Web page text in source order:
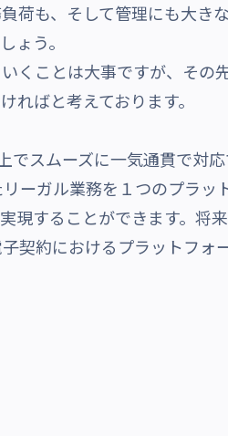
荷も、そして管理にも大き
ょう。
くことは大事ですが、その
ばと考えております。
でスムーズに一気通貫で対
ーガル業務を１つのプラッ
現することができます。将
契約におけるプラットフォ